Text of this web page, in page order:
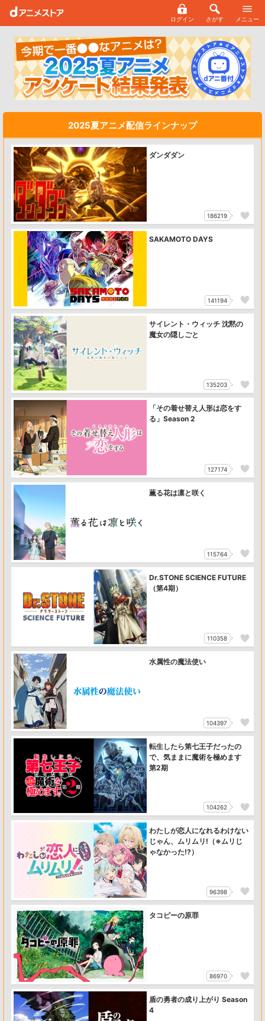
ログイン さがす メニュー
2025夏アニメ配信ラインナップ
ダンダダン
186219
SAKAMOTO DAYS
141194
サイレント・ウィッチ 沈黙の
魔女の隠しごと
135203
「その着せ替え人形は恋をす
る」Season 2
127174
薫る花は凛と咲く
115764
Dr.STONE SCIENCE FUTURE
（第4期）
110358
水属性の魔法使い
104397
転生したら第七王子だったの
で、気ままに魔術を極めます
第2期
104262
わたしが恋人になれるわけない
じゃん、ムリムリ!（※ムリじ
ゃなかった!?）
96398
タコピーの原罪
86970
盾の勇者の成り上がり Season
4